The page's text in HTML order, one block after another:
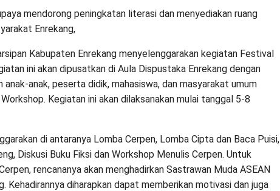
mendorong peningkatan literasi dan menyediakan ruang
Enrekang,
Kabupaten Enrekang menyelenggarakan kegiatan Festival
ini akan dipusatkan di Aula Dispustaka Enrekang dengan
anak, peserta didik, mahasiswa, dan masyarakat umum
Kegiatan ini akan dilaksanakan mulai tanggal 5-8
di antaranya Lomba Cerpen, Lomba Cipta dan Baca Puisi,
Diskusi Buku Fiksi dan Workshop Menulis Cerpen. Untuk
rencananya akan menghadirkan Sastrawan Muda ASEAN
Kehadirannya diharapkan dapat memberikan motivasi dan juga